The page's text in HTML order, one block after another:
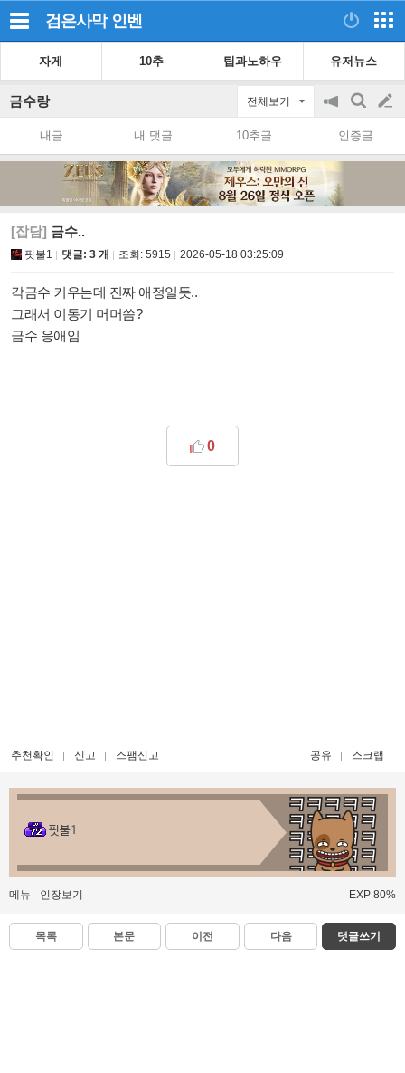
검은사막 인벤
자게 10추 팁과노하우 유저뉴스
금수랑 전체보기
공
on/off
검
색
글
쓰
내글 내 댓글 10추글 인증글
[잡담] 금수..
핏불1 댓글: 3 개 조회: 5915 2026-05-18 03:25:09
각금수 키우는데 진짜 애정일듯..
그래서 이동기 머머씀?
금수 응애임
0
추천확인 신고 스팸신고 공유 스크랩
핏불1
메뉴 인장보기 EXP 80%
목록 본문 이전 다음 댓글쓰기